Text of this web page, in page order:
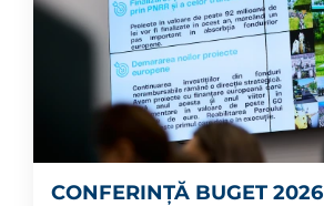
CONFERINȚĂ BUGET 2026